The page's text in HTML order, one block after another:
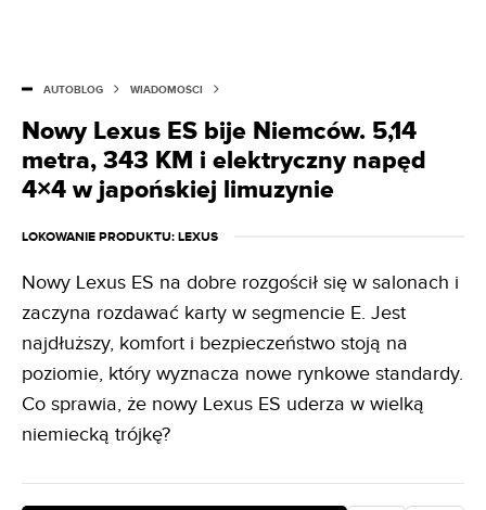
na dowolny temat. Jeździ ostatnim klasycznym BMW, ale
AUTOBLOG WIADOMOŚCI
Nowy Lexus ES bije Niemców. 5,14
metra, 343 KM i elektryczny napęd
4×4 w japońskiej limuzynie
LOKOWANIE PRODUKTU: LEXUS
Nowy Lexus ES na dobre rozgościł się w salonach i
zaczyna rozdawać karty w segmencie E. Jest
najdłuższy, komfort i bezpieczeństwo stoją na
poziomie, który wyznacza nowe rynkowe standardy.
Co sprawia, że nowy Lexus ES uderza w wielką
niemiecką trójkę?